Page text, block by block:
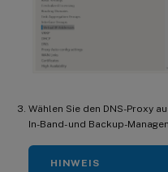
Wählen Sie den DNS-Proxy
In-Band- und Backup-
HINWEIS